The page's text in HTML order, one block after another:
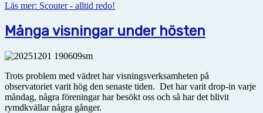
Läs mer: Scouter - alltid redo!
Många visningar under hösten
Trots problem med vädret har visningsverksamheten på
observatoriet varit hög den senaste tiden. Det har varit drop-in varje
måndag, några föreningar har besökt oss och så har det blivit
rymdkvällar några gånger.